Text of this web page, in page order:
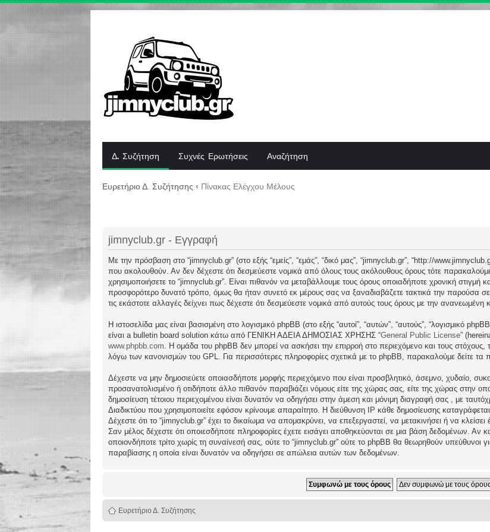
Δ. Συζήτηση Συχνές Ερωτήσεις Αναζήτηση
Ευρετήριο Δ. Συζήτησης ‹ Πίνακας Ελέγχου Μέλους
jimnyclub.gr - Εγγραφή
Με την πρόσβαση στο “jimnyclub.gr” (στο εξής “εμείς”, “εμάς”, “δικό μας”, “jimnyclub.gr”, “http://
που ακολουθούν. Αν δεν δέχεστε ότι δεσμεύεστε νομικά από όλους τους ακόλουθους όρους τότε
χρησιμοποιήσετε το “jimnyclub.gr”. Είναι πιθανόν να μεταβάλλουμε τους όρους οποιαδήποτε χρονική στιγμή
προσφορότερο δυνατό τρόπο, όμως θα ήταν συνετό εκ μέρους σας να ξαναδιαβάζετε τακτικά την παρούσα
τις εκάστοτε αλλαγές δείχνει πως δέχεστε ότι δεσμεύεστε νομικά από αυτούς τους όρους με την
Η ιστοσελίδα μας είναι βασισμένη στο λογισμικό phpBB (στο εξής “αυτοί”, “αυτών”, “αυτούς”, “λογισμικό
είναι a bulletin board solution κάτω από ΓΕΝΙΚΗ ΑΔΕΙΑ ΔΗΜΟΣΙΑΣ ΧΡΗΣΗΣ “General Public License”
www.phpbb.com. Η ομάδα του phpBB δεν μπορεί να ασκήσει την επιρροή στο περιεχόμενο και τους στόχους,
λόγω των κανονισμών του GPL. Για περισσότερες πληροφορίες σχετικά με το phpBB, παρακαλούμε δείτε τα
Δέχεστε να μην δημοσιεύετε οποιασδήποτε μορφής περιεχόμενο που είναι προσβλητικό, άσεμνο, χυδαίο,
προσανατολισμένο ή οτιδήποτε άλλο πιθανόν παραβιάζει νόμους είτε της χώρας σας, είτε της χώρας στην
δημοσίευση τέτοιου περιεχομένου είναι δυνατόν να οδηγήσει στην άμεση και μόνιμη διαγραφή σας , με
Διαδικτύου που χρησιμοποιείτε εφόσον κρίνουμε απαραίτητο. Η διεύθυνση IP κάθε δημοσίευσης
Δέχεστε ότι το “jimnyclub.gr” έχει το δικαίωμα να απομακρύνει, να επεξεργαστεί, να μετακινήσει ή να
Σαν μέλος δέχεστε ότι οποιεσδήποτε πληροφορίες έχετε εισάγει αποθηκεύονται σε μια βάση δεδομένων. Αν
οποιονδήποτε τρίτο χωρίς τη συναίνεσή σας, ούτε το “jimnyclub.gr” ούτε το phpBB θα θεωρηθούν υπεύθυνοι
παραβίασης η οποία είναι δυνατόν να οδηγήσει σε απώλεια αυτών των δεδομένων.
Ευρετήριο Δ. Συζήτησης